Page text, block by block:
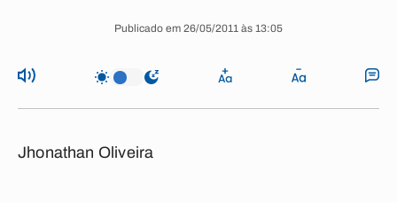
Publicado em 26/05/2011 às 13:05
Jhonathan Oliveira